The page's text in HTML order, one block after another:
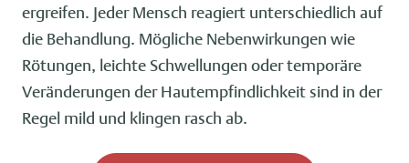
ergreifen. Jeder Mensch reagiert unterschiedlich auf
die Behandlung. Mögliche Nebenwirkungen wie
Rötungen, leichte Schwellungen oder temporäre
Veränderungen der Hautempfindlichkeit sind in der
Regel mild und klingen rasch ab.